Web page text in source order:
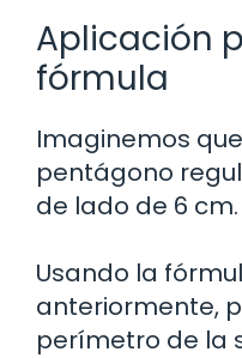
Aplicación
fórmula
Imaginemos
pentágono
de lado de 6 cm.
Usando la
anteriormente,
perímetro de la